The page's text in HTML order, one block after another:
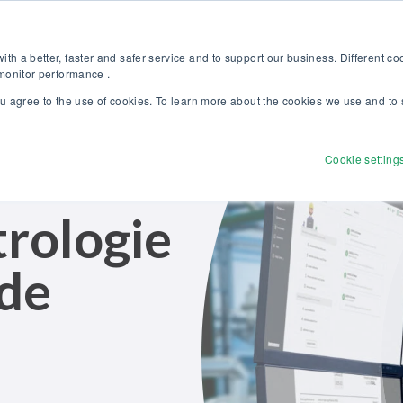
a better, faster and safer service and to support our business. Different
performance .
agree to the use of cookies. To learn more about the cookies we use and
Cookie
Produits Solutions Services Découvrir